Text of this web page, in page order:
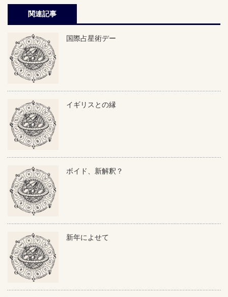
関連記事
国際占星術デー
イギリスとの縁
ボイド、新解釈？
新年によせて